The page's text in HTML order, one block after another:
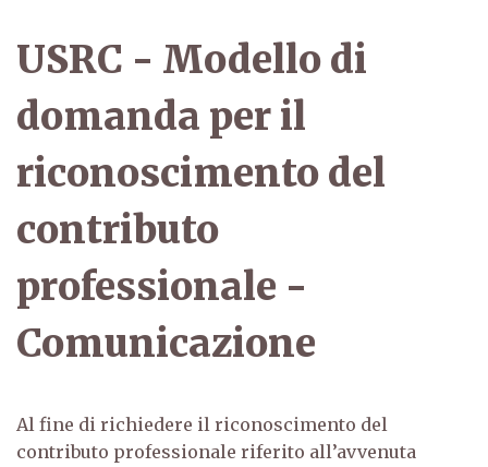
USRC - Modello di
domanda per il
riconoscimento del
contributo
professionale -
Comunicazione
Al fine di richiedere il riconoscimento del
contributo professionale riferito all’avvenuta